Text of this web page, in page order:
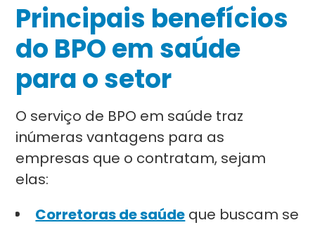
Principais benefícios
do BPO em saúde
para o setor
O serviço de BPO em saúde traz
inúmeras vantagens para as
empresas que o contratam, sejam
elas:
Corretoras de saúde que buscam se